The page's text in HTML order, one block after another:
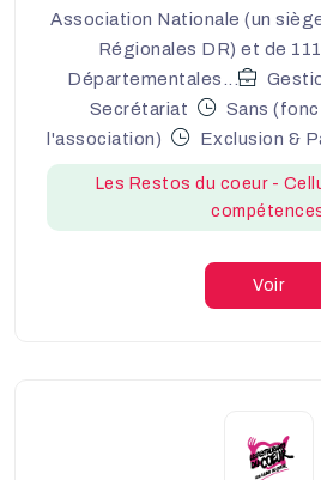
Association Nationale (un
Régionales DR) et de
Départementales...
Secrétariat
Sans
l'association)
Exclusion &
Les Restos du coeur -
Voir